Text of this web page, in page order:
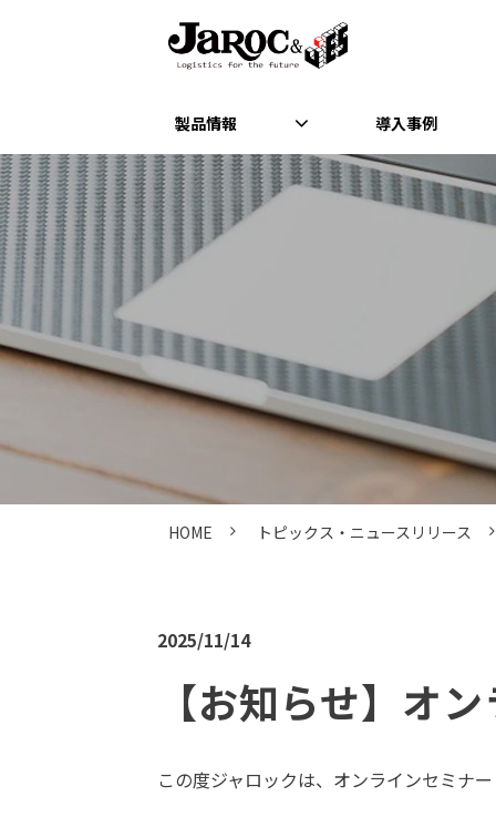
製品情報 導入事例
HOME トピックス・ニュースリリース
2025/11/14
【お知らせ】オ
この度ジャロックは、オンラインセミナ